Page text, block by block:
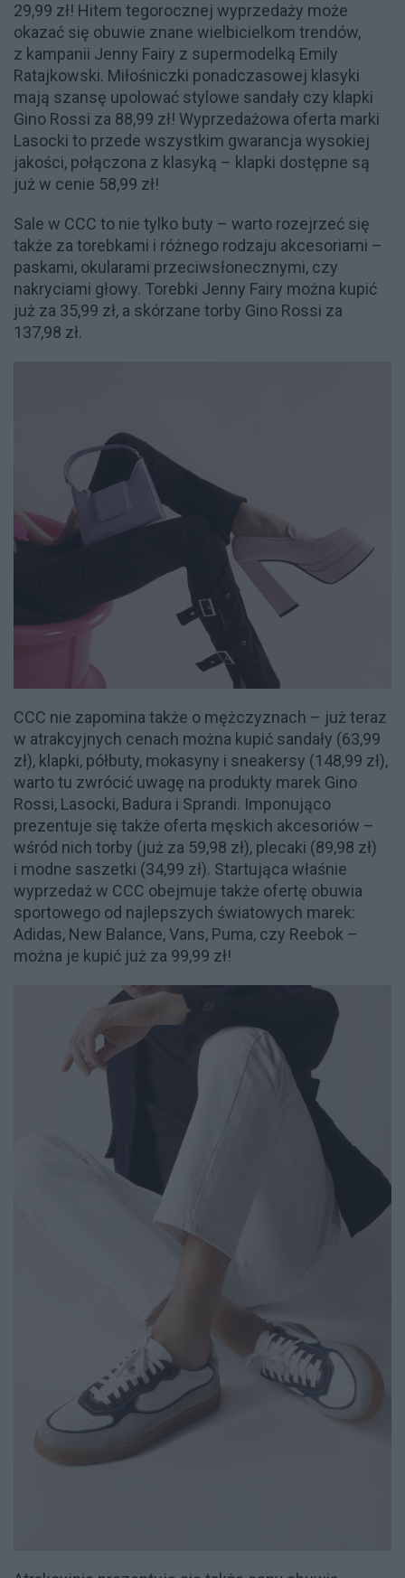
29,99 zł! Hitem tegorocznej wyprzedaży może
okazać się obuwie znane wielbicielkom trendów,
z kampanii Jenny Fairy z supermodelką Emily
Ratajkowski. Miłośniczki ponadczasowej klasyki
mają szansę upolować stylowe sandały czy klapki
Gino Rossi za 88,99 zł! Wyprzedażowa oferta marki
Lasocki to przede wszystkim gwarancja wysokiej
jakości, połączona z klasyką – klapki dostępne są
już w cenie 58,99 zł!
Sale w CCC to nie tylko buty – warto rozejrzeć się
także za torebkami i różnego rodzaju akcesoriami –
paskami, okularami przeciwsłonecznymi, czy
nakryciami głowy. Torebki Jenny Fairy można kupić
już za 35,99 zł, a skórzane torby Gino Rossi za
137,98 zł.
CCC nie zapomina także o mężczyznach – już teraz
w atrakcyjnych cenach można kupić sandały (63,99
zł), klapki, półbuty, mokasyny i sneakersy (148,99 zł),
warto tu zwrócić uwagę na produkty marek Gino
Rossi, Lasocki, Badura i Sprandi. Imponująco
prezentuje się także oferta męskich akcesoriów –
wśród nich torby (już za 59,98 zł), plecaki (89,98 zł)
i modne saszetki (34,99 zł). Startująca właśnie
wyprzedaż w CCC obejmuje także ofertę obuwia
sportowego od najlepszych światowych marek:
Adidas, New Balance, Vans, Puma, czy Reebok –
można je kupić już za 99,99 zł!